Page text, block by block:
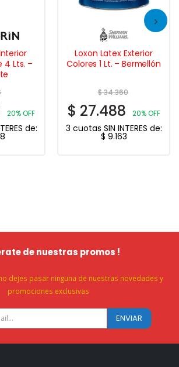
4 Lts. –
20% OFF
de:
Loxon Latex Exterior
Colores 1 Lt. – Bermellón
$34.360
$ 27.488 20% OFF
3 cuotas SIN INTERES de:
$ 9.163
de nuestras promos !
dejes pasar ninguna de nuestras novedades y
promociones exclusivas